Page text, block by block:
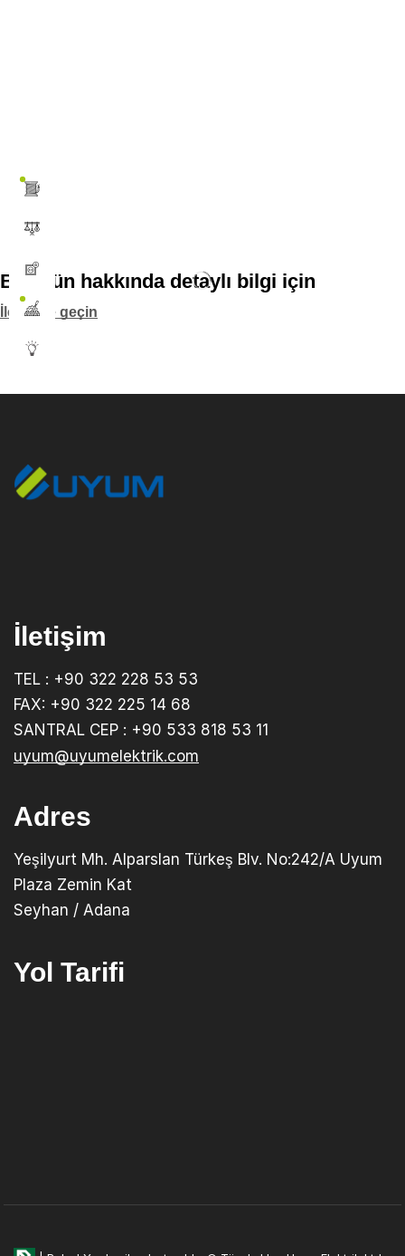
Bu ürün hakkında detaylı bilgi için
İletişime geçin
İletişim
TEL : +90 322 228 53 53
FAX: +90 322 225 14 68
SANTRAL CEP : +90 533 818 53 11
uyum@uyumelektrik.com
Adres
Yeşilyurt Mh. Alparslan Türkeş Blv. No:242/A Uyum
Plaza Zemin Kat
Seyhan / Adana
Yol Tarifi